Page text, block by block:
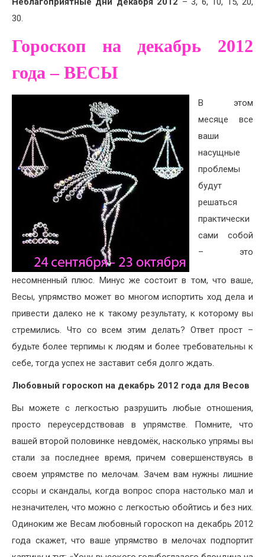
30.
Гороскоп на декабрь 2012
года – ВЕСЫ
В этом
месяце все
ваши
насущные
проблемы
будут
решаться
практически
сами собой
– это
несомненный плюс. Минус же состоит в том, что ваше,
Весы, упрямство может во многом испортить ход дела и
привести далеко не к такому результату, к которому вы
стремились. Что со всем этим делать? Ответ прост –
будьте более терпимы к людям и более требовательны к
себе, тогда успех не заставит себя долго ждать.
Любовный гороскоп на декабрь 2012 года для Весов
Вы можете с легкостью разрушить любые отношения,
просто переусердствовав в упрямстве. Помните, что
вашей второй половинке невдомёк, насколько упрямы вы
стали за последнее время, причем совершенствуясь в
своем упрямстве по мелочам. Зачем вам нужны лишние
ссоры и скандалы, когда вопрос спора настолько мал и
незначителен, что можно с легкостью обойтись и без них.
Одиноким же Весам любовный гороскоп на декабрь 2012
года скажет, что ваше упрямство в мелочах подпортит